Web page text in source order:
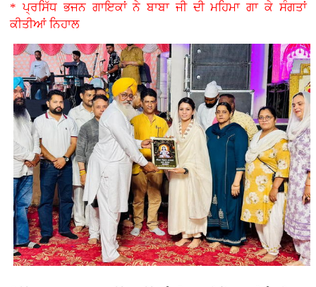
* ਪ੍ਰਸਿੱਧ ਭਜਨ ਗਾਇਕਾਂ ਨੇ ਬਾਬਾ ਜੀ ਦੀ ਮਹਿਮਾ ਗਾ ਕੇ ਸੰਗਤਾਂ
ਕੀਤੀਆਂ ਨਿਹਾਲ